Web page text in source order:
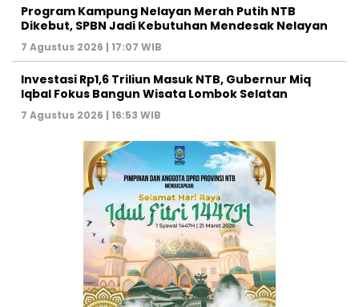
Program Kampung Nelayan Merah Putih NTB
Dikebut, SPBN Jadi Kebutuhan Mendesak Nelayan
7 Agustus 2026 | 17:07 WIB
Investasi Rp1,6 Triliun Masuk NTB, Gubernur Miq
Iqbal Fokus Bangun Wisata Lombok Selatan
7 Agustus 2026 | 16:53 WIB